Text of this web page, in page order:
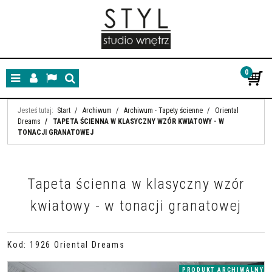
MenuPanelLangSzukaj
0
Jesteś tutaj: Start / Archiwum / Archiwum - Tapety ścienne /
Oriental
Dreams /
TAPETA ŚCIENNA W KLASYCZNY WZÓR KWIATOWY - W
TONACJI GRANATOWEJ
Tapeta ścienna w klasyczny wzór
kwiatowy - w tonacji granatowej
Kod : 1926 Oriental Dreams
PRODUKT ARCHIWALNY